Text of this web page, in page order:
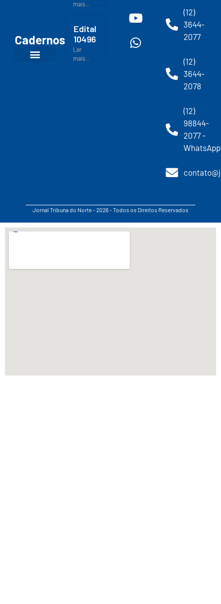
Cadernos
mais...
Edital
10496
Ler
mais...
(12)
3644-
2077
(12)
3644-
2078
(12)
98844-
2077 -
WhatsApp
Jornal Tribuna do Norte - 2026 - Todos os Direitos Reservados